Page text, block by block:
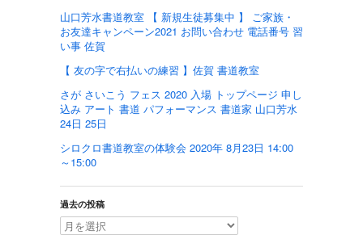
山口芳水書道教室 【 新規生徒募集中 】 ご家族・
お友達キャンペーン2021 お問い合わせ 電話番号 習
い事 佐賀
【 友の字で右払いの練習 】佐賀 書道教室
さが さいこう フェス 2020 入場 トップページ 申し
込み アート 書道 パフォーマンス 書道家 山口芳水
24日 25日
シロクロ書道教室の体験会 2020年 8月23日 14:00
～15:00
過去の投稿